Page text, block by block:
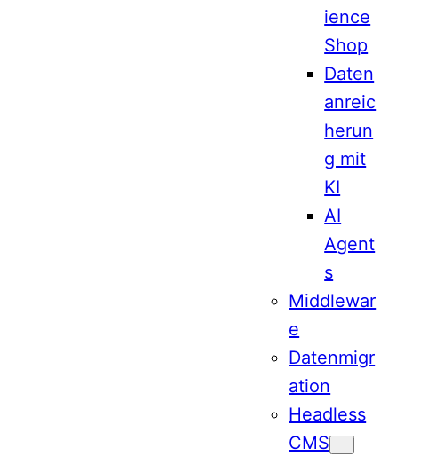
ience
Shop
Daten
anreic
herun
g mit
KI
AI
Agent
s
Middlewar
e
Datenmigr
ation
Headless
CMS